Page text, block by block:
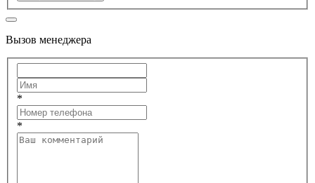
Вызов менеджера
*
*